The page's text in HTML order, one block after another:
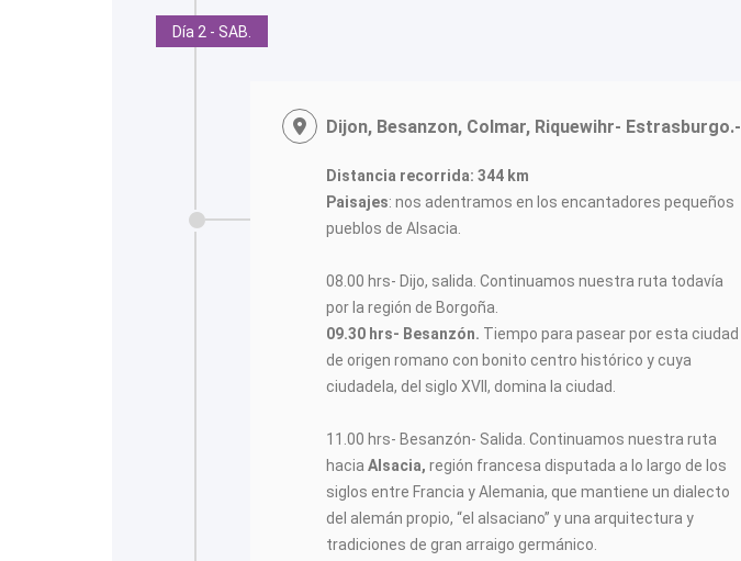
Día 2 - SAB.
Dijon, Besanzon, Colmar, Riquewihr- Estrasburgo.-
Distancia recorrida: 344 km
Paisajes: nos adentramos en los encantadores pequeños
pueblos de Alsacia.
08.00 hrs- Dijo, salida. Continuamos nuestra ruta todavía
por la región de Borgoña.
09.30 hrs- Besanzón. Tiempo para pasear por esta ciudad
de origen romano con bonito centro histórico y cuya
ciudadela, del siglo XVII, domina la ciudad.
11.00 hrs- Besanzón- Salida. Continuamos nuestra ruta
hacia Alsacia, región francesa disputada a lo largo de los
siglos entre Francia y Alemania, que mantiene un dialecto
del alemán propio, “el alsaciano” y una arquitectura y
tradiciones de gran arraigo germánico.